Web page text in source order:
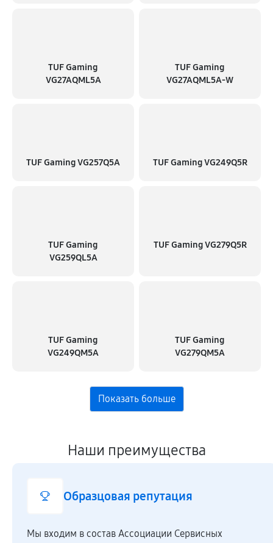
TUF Gaming
VG27AQML5A
TUF Gaming
VG27AQML5A-W
TUF Gaming VG257Q5A TUF Gaming VG249Q5R
TUF Gaming
VG259QL5A
TUF Gaming VG279Q5R
TUF Gaming
VG249QM5A
TUF Gaming
VG279QM5A
Наши преимущества
Образцовая репутация
Мы входим в состав Ассоциации Сервисных